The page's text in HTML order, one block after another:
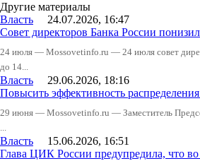
Другие материалы
Власть 24.07.2026, 16:47
Совет директоров Банка России
24 июля — Mossovetinfo.ru — 24 июля совет
до 14...
Власть 29.06.2026, 18:16
Повысить эффективность
29 июня — Mossovetinfo.ru — Заместитель
...
Власть 15.06.2026, 16:51
Глава ЦИК России предупредила, что